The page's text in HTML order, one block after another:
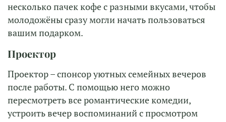
несколько пачек кофе с разными вкусами, чтобы
молодожёны сразу могли начать пользоваться
вашим подарком.
Проектор
Проектор – спонсор уютных семейных вечеров
после работы. С помощью него можно
пересмотреть все романтические комедии,
устроить вечер воспоминаний с просмотром